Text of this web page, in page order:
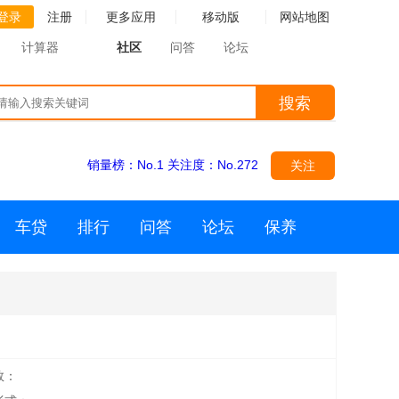
录 注册 更多应用 移动版 网站地图
计算器 社区 问答 论坛
搜索
销量榜： No.1 关注度： No.272 关注
车贷 排行 问答 论坛 保养